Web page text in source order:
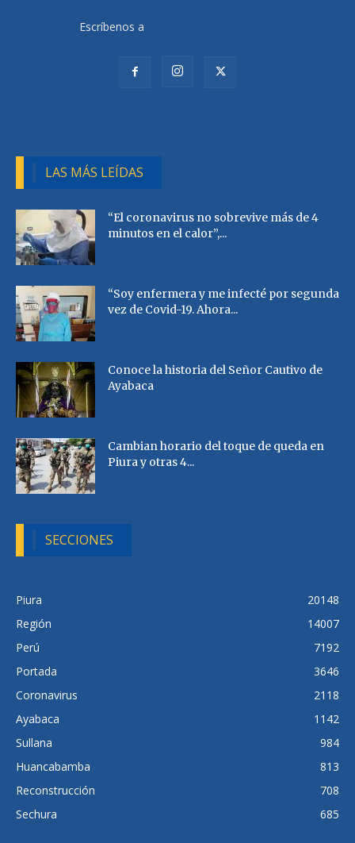
Escríbenos a
LAS MÁS LEÍDAS
“El coronavirus no sobrevive más de 4
minutos en el calor”,...
“Soy enfermera y me infecté por segunda
vez de Covid-19. Ahora...
Conoce la historia del Señor Cautivo de
Ayabaca
Cambian horario del toque de queda en
Piura y otras 4...
SECCIONES
Piura
20148
Región
14007
Perú
7192
Portada
3646
Coronavirus
2118
Ayabaca
1142
Sullana
984
Huancabamba
813
Reconstrucción
708
Sechura
685